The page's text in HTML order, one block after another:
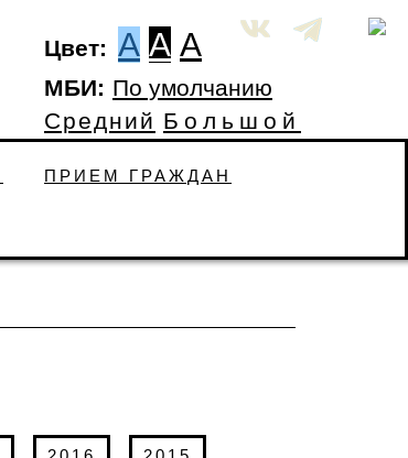
Цвет: A A A
МБИ: По умолчанию
Средний Большой
ПРИЕМ ГРАЖДАН